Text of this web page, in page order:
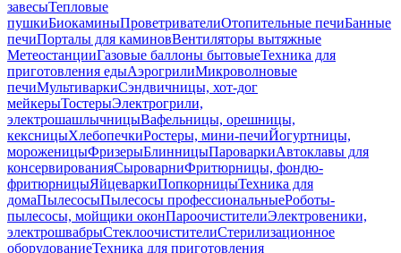
завесыТепловые
пушкиБиокаминыПроветривателиОтопительные печиБанные
печиПорталы для каминовВентиляторы вытяжные
МетеостанцииГазовые баллоны бытовыеТехника для
приготовления едыАэрогрилиМикроволновые
печиМультиваркиСэндвичницы, хот-дог
мейкерыТостерыЭлектрогрили,
электрошашлычницыВафельницы, орешницы,
кексницыХлебопечкиРостеры, мини-печиЙогуртницы,
мороженицыФризерыБлинницыПароваркиАвтоклавы для
консервированияСыроварниФритюрницы, фондю-
фритюрницыЯйцеваркиПопкорницыТехника для
домаПылесосыПылесосы профессиональныеРоботы-
пылесосы, мойщики оконПароочистителиЭлектровеники,
электрошвабрыСтеклоочистителиСтерилизационное
оборудованиеТехника для приготовления